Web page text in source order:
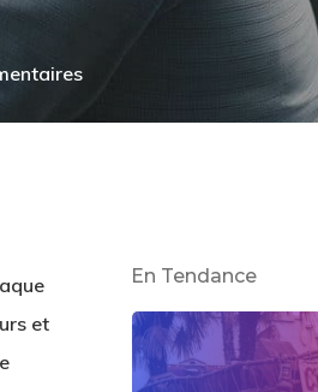
et
En Tendance